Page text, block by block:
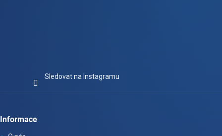
Sledovat na Instagramu
Informace